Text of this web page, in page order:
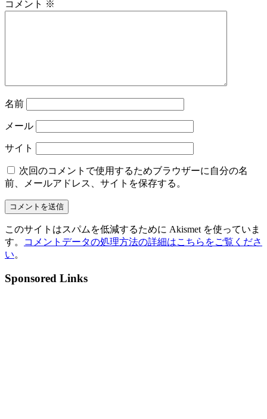
コメント ※
名前
メール
サイト
次回のコメントで使用するためブラウザーに自分の名
前、メールアドレス、サイトを保存する。
このサイトはスパムを低減するために Akismet を使っていま
す。
コメントデータの処理方法の詳細はこちらをご覧くださ
い。
Sponsored Links